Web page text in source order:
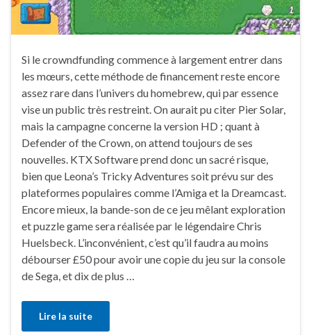
Si le crowndfunding commence à largement entrer dans
les mœurs, cette méthode de financement reste encore
assez rare dans l’univers du homebrew, qui par essence
vise un public très restreint. On aurait pu citer Pier Solar,
mais la campagne concerne la version HD ; quant à
Defender of the Crown, on attend toujours de ses
nouvelles. KTX Software prend donc un sacré risque,
bien que Leona’s Tricky Adventures soit prévu sur des
plateformes populaires comme l’Amiga et la Dreamcast.
Encore mieux, la bande-son de ce jeu mêlant exploration
et puzzle game sera réalisée par le légendaire Chris
Huelsbeck. L’inconvénient, c’est qu’il faudra au moins
débourser £50 pour avoir une copie du jeu sur la console
de Sega, et dix de plus …
Lire la suite